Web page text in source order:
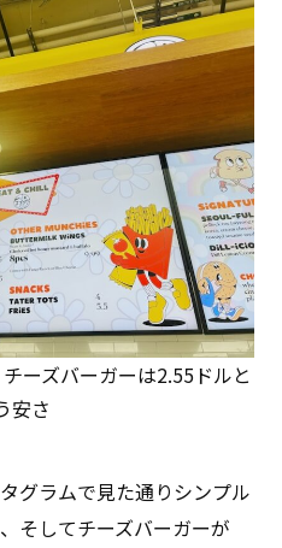
ーズバーガーは2.55ドルと
安さ
グラムで見た通りシンプル
そしてチーズバーガーが